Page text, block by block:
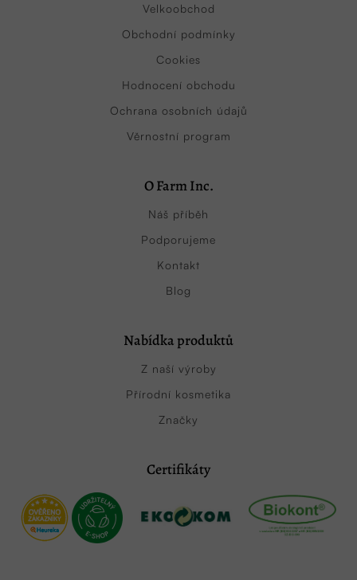
Velkoobchod
Obchodní podmínky
Cookies
Hodnocení obchodu
Ochrana osobních údajů
Věrnostní program
O Farm Inc.
Náš příběh
Podporujeme
Kontakt
Blog
Nabídka produktů
Z naší výroby
Přírodní kosmetika
Značky
Certifikáty